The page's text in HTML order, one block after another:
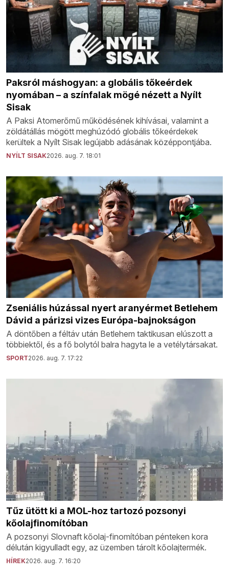
Paksról máshogyan: a globális tőkeérdek
nyomában – a színfalak mögé nézett a Nyílt
Sisak
A Paksi Atomerőmű működésének kihívásai, valamint a
zöldátállás mögött meghúzódó globális tőkeérdekek
kerültek a Nyílt Sisak legújabb adásának középpontjába.
NYÍLT SISAK2026. aug. 7. 18:01
Zseniális húzással nyert aranyérmet Betlehem
Dávid a párizsi vizes Európa-bajnokságon
A döntőben a féltáv után Betlehem taktikusan elúszott a
többiektől, és a fő bolytól balra hagyta le a vetélytársakat.
SPORT2026. aug. 7. 17:22
Tűz ütött ki a MOL-hoz tartozó pozsonyi
kőolajfinomítóban
A pozsonyi Slovnaft kőolaj-finomítóban pénteken kora
délután kigyulladt egy, az üzemben tárolt kőolajtermék.
HÍREK2026. aug. 7. 16:20